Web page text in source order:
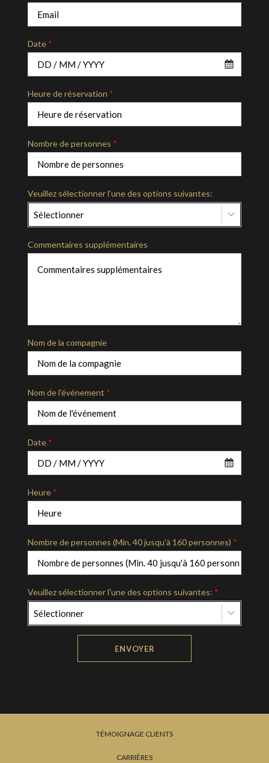
Date *
Heure de réservation *
Nombre de personnes *
Veuillez sélectionner l'une des options suivantes:
Sélectionner
Commentaires supplémentaires
Nom de la compagnie
Nom de l'événement *
Date *
Heure *
Nombre de personnes (Min. 40 jusqu'à 160 personnes) *
Veuillez sélectionner l'une des options suivantes: *
Sélectionner
ENVOYER
TÉMOIGNAGE CLIENTS
CARRIÈRES